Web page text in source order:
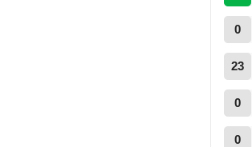
0
23
0
0